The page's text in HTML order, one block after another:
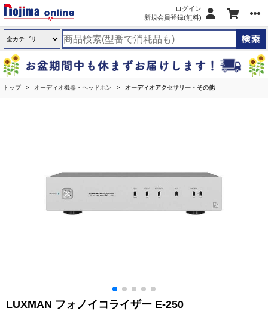
ログイン
新規会員登録(無料)
トップ オーディオ機器・ヘッドホン オーディオアクセサリー・その他
LUXMAN フォノイコライザー E-250